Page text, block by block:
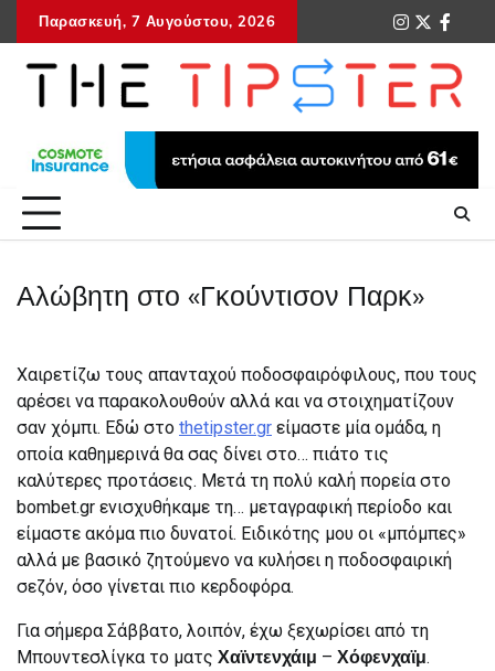
to
content
Παρασκευή, 7 Αυγούστου, 2026
instagram
twitter
Αλώβητη στο «Γκούντισον Παρκ»
Χαιρετίζω τους απανταχού ποδοσφαιρόφιλους, που τους
αρέσει να παρακολουθούν αλλά και να στοιχηματίζουν
σαν χόμπι. Εδώ στο thetipster.gr είμαστε μία ομάδα, η
οποία καθημερινά θα σας δίνει στο… πιάτο τις
καλύτερες προτάσεις. Μετά τη πολύ καλή πορεία στο
bombet.gr ενισχυθήκαμε τη… μεταγραφική περίοδο και
είμαστε ακόμα πιο δυνατοί. Ειδικότης μου οι «μπόμπες»
αλλά με βασικό ζητούμενο να κυλήσει η ποδοσφαιρική
σεζόν, όσο γίνεται πιο κερδοφόρα.
Για σήμερα Σάββατο, λοιπόν, έχω ξεχωρίσει από τη
Μπουντεσλίγκα το ματς Χαϊντενχάιμ – Χόφενχαϊμ.